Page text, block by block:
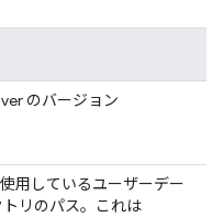
のバージョン
用しているユーザーデー
トリのパス。これは